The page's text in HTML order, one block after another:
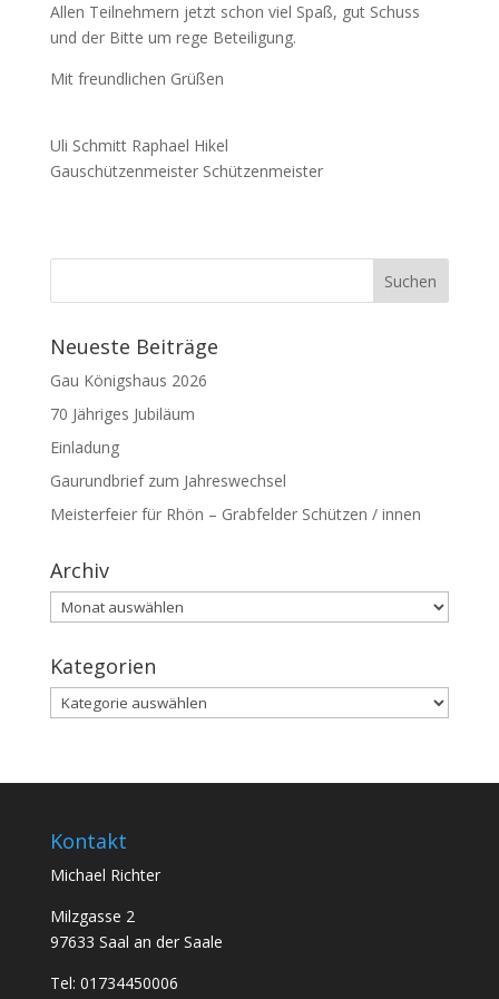
Allen Teilnehmern jetzt schon viel Spaß, gut Schuss
und der Bitte um rege Beteiligung.
Mit freundlichen Grüßen
Uli Schmitt Raphael Hikel
Gauschützenmeister Schützenmeister
Neueste Beiträge
Gau Königshaus 2026
70 Jähriges Jubiläum
Einladung
Gaurundbrief zum Jahreswechsel
Meisterfeier für Rhön – Grabfelder Schützen / innen
Archiv
Archiv
Kategorien
Kategorien
Kontakt
Michael Richter
Milzgasse 2
97633 Saal an der Saale
Tel: 01734450006